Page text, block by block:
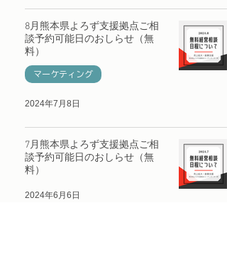
8月熊本県よろず支援拠点ご相
談予約可能日のおしらせ（無
料）
マーケティング
2024年7月8日
7月熊本県よろず支援拠点ご相
談予約可能日のおしらせ（無
料）
2024年6月6日